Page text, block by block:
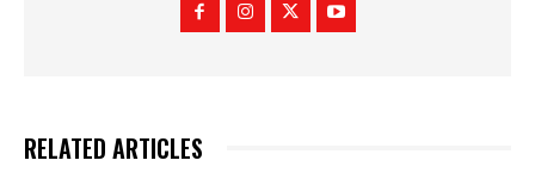
RELATED ARTICLES